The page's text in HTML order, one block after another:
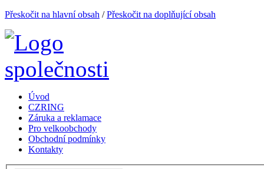
Přeskočit na hlavní obsah /Přeskočit na doplňující obsah
Úvod
CZRING
Záruka a reklamace
Pro velkoobchody
Obchodní podmínky
Kontakty